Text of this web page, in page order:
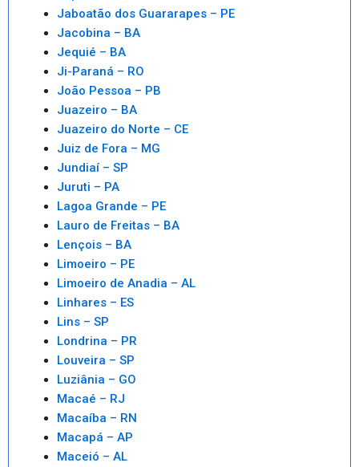
Jaboatão dos Guararapes – PE
Jacobina – BA
Jequié – BA
Ji-Paraná – RO
João Pessoa – PB
Juazeiro – BA
Juazeiro do Norte – CE
Juiz de Fora – MG
Jundiaí – SP
Juruti – PA
Lagoa Grande – PE
Lauro de Freitas – BA
Lençois – BA
Limoeiro – PE
Limoeiro de Anadia – AL
Linhares – ES
Lins – SP
Londrina – PR
Louveira – SP
Luziânia – GO
Macaé – RJ
Macaíba – RN
Macapá – AP
Maceió – AL